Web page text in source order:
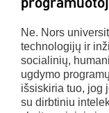
Ne. Nors
technologijų ir
socialinių,
ugdymo
išsiskiria tuo, jog
su dirbtiniu